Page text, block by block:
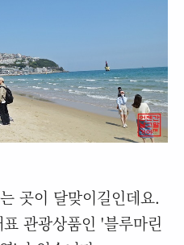
곳이 달맞이길인데요.
관광상품인 '블루마린